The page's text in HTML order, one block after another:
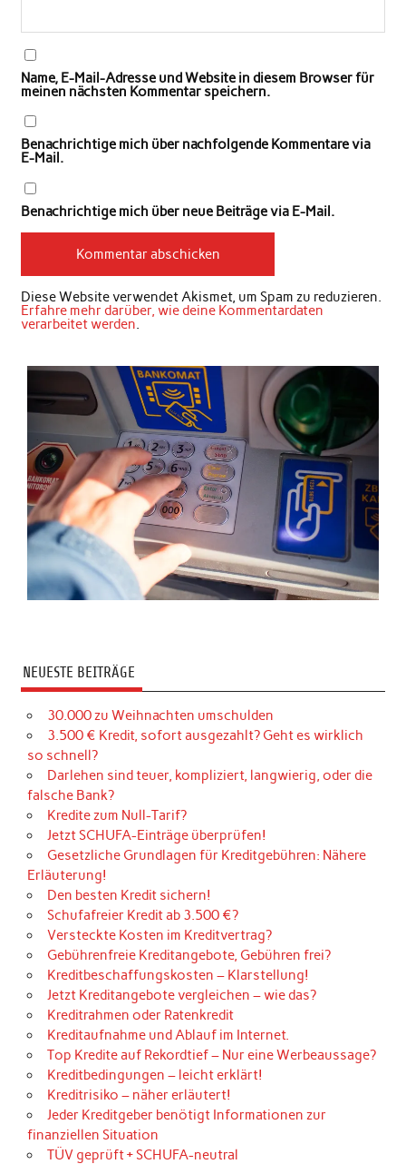
Name, E-Mail-Adresse und Website in diesem Browser für
meinen nächsten Kommentar speichern.
Benachrichtige mich über nachfolgende Kommentare via
E-Mail.
Benachrichtige mich über neue Beiträge via E-Mail.
Diese Website verwendet Akismet, um Spam zu reduzieren.
Erfahre mehr darüber, wie deine Kommentardaten
verarbeitet werden
NEUESTE BEITRÄGE
30.000 zu Weihnachten umschulden
3.500 € Kredit, sofort ausgezahlt? Geht es wirklich
so schnell?
Darlehen sind teuer, kompliziert, langwierig, oder die
falsche Bank?
Kredite zum Null-Tarif?
Jetzt SCHUFA-Einträge überprüfen!
Gesetzliche Grundlagen für Kreditgebühren: Nähere
Erläuterung!
Den besten Kredit sichern!
Schufafreier Kredit ab 3.500 €?
Versteckte Kosten im Kreditvertrag?
Gebührenfreie Kreditangebote, Gebühren frei?
Kreditbeschaffungskosten – Klarstellung!
Jetzt Kreditangebote vergleichen – wie das?
Kreditrahmen oder Ratenkredit
Kreditaufnahme und Ablauf im Internet.
Top Kredite auf Rekordtief – Nur eine Werbeaussage?
Kreditbedingungen – leicht erklärt!
Kreditrisiko – näher erläutert!
Jeder Kreditgeber benötigt Informationen zur
finanziellen Situation
TÜV geprüft + SCHUFA-neutral